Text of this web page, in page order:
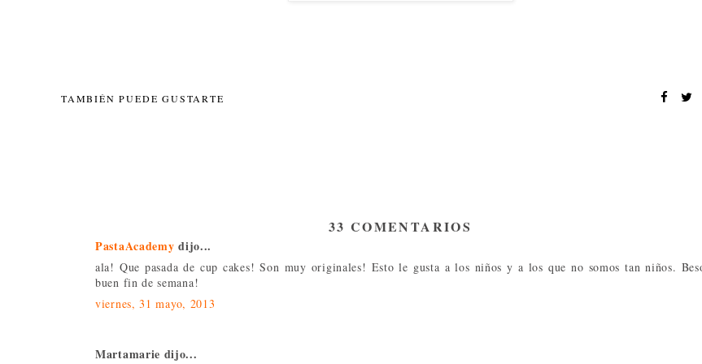
TAMBIÉN PUEDE GUSTARTE
33 COMENTARIOS
PastaAcademy dijo...
ala! Que pasada de cup cakes! Son muy originales! Esto le gusta a los niños y a los que no somos tan niños.
buen fin de semana!
viernes, 31 mayo, 2013
Martamarie dijo...